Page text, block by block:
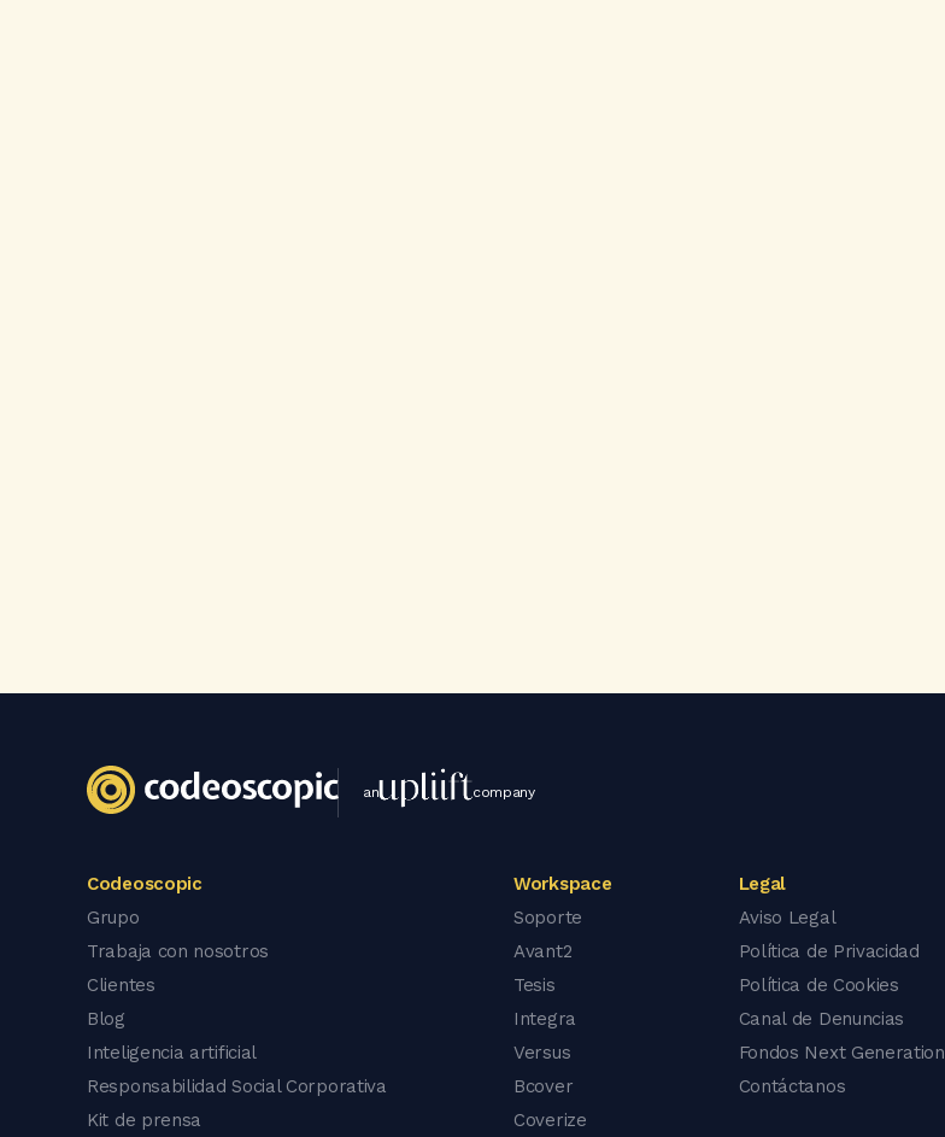
an company
Codeoscopic
Grupo
Trabaja con nosotros
Clientes
Blog
Inteligencia artificial
Responsabilidad Social Corporativa
Kit de prensa
Workspace
Soporte
Avant2
Tesis
Integra
Versus
Bcover
Coverize
Legal
Aviso Legal
Política de Privacidad
Política de Cookies
Canal de Denuncias
Fondos Next Generation
Contáctanos